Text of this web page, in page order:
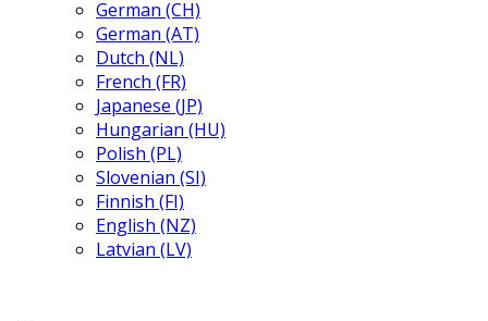
German (CH)
German (AT)
Dutch (NL)
French (FR)
Japanese (JP)
Hungarian (HU)
Polish (PL)
Slovenian (SI)
Finnish (FI)
English (NZ)
Latvian (LV)